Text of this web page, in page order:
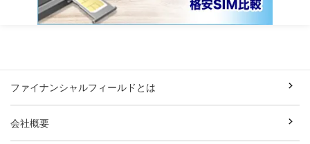
ファイナンシャルフィールドとは
会社概要